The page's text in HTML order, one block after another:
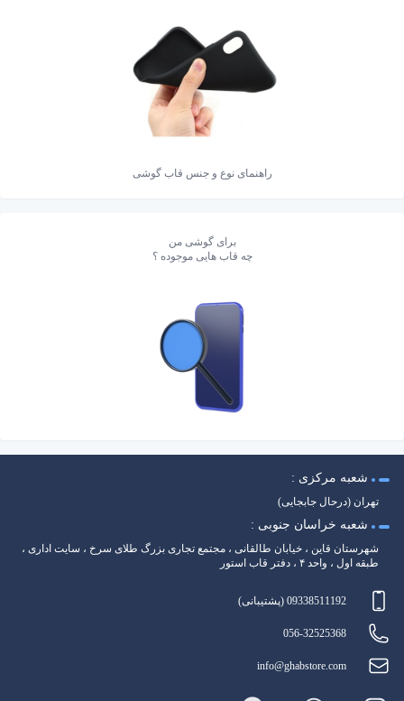
راهنمای نوع و جنس قاب گوشی
برای گوشی من
چه قاب هایی موجوده ؟
شعبه مرکزی :
تهران (درحال جابجایی)
شعبه خراسان جنوبی :
شهرستان قاین ، خیابان طالقانی ، مجتمع تجاری بزرگ طلای سرخ ، سایت اداری ،
طبقه اول ، واحد ۴ ، دفتر قاب استور
09338511192 (پشتیبانی)
056-32525368
info@ghabstore.com